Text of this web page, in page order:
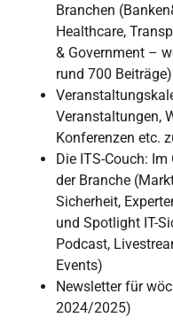
Branchen
Healthcare,
& Government –
rund 700 Beiträge)
Veranstaltungen,
Konferenzen etc.
Die ITS-Couch:
der Branche
Sicherheit,
und Spotlight IT-
Podcast,
Events)
Newsletter für
2024/2025)